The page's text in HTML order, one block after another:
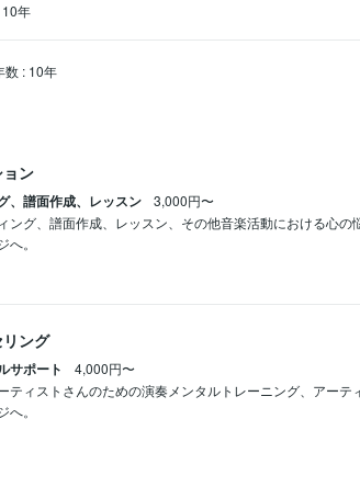
10年
数 : 10年
ン
、譜面作成、レッスン
3,000円〜
ング、譜面作成、レッスン、その他音楽活動における心の
。
ング
サポート
4,000円〜
ティストさんのための演奏メンタルトレーニング、アー
。